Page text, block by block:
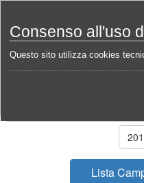
Consenso all'uso
Questo sito utilizza cookies
Home
Lista